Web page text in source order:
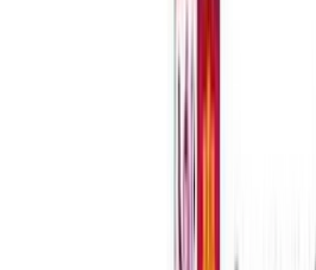
b) Nivel de alerta 2: Aforo máximo del
100 personas en espacios cerrados y